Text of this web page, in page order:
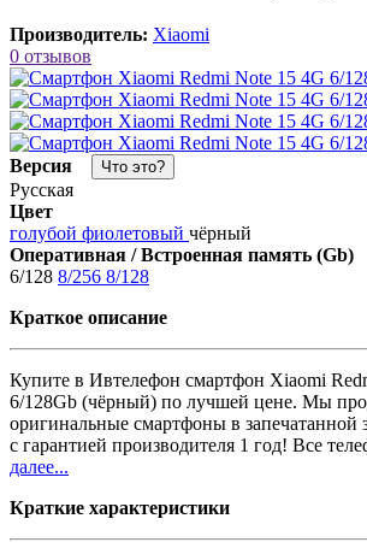
Производитель: Xiaomi
0 отзывов
Версия Что это?
Русская
Цвет
голубой фиолетовый чёрный
Оперативная / Встроенная память (Gb)
6/128 8/256 8/128
Краткое описание
Купите в Ивтелефон смартфон Xiaomi
6/128Gb (чёрный) по лучшей цене. Мы
оригинальные смартфоны в запечатанной
с гарантией производителя 1 год! Все
далее...
Краткие характеристики